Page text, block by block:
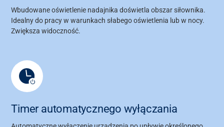
Wbudowane oświetlenie nadajnika doświetla obszar siłownika.
Idealny do pracy w warunkach słabego oświetlenia lub w nocy.
Zwiększa widoczność.
Timer automatycznego wyłączania